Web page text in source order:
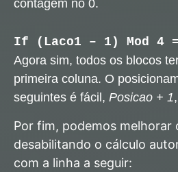
contagem no 0.
If (Laco1 – 1) Mod 4
Agora sim, todos os blocos
primeira coluna. O
seguintes é fácil, Posicao + 1,
Por fim, podemos melhorar
desabilitando o cálculo
com a linha a seguir: